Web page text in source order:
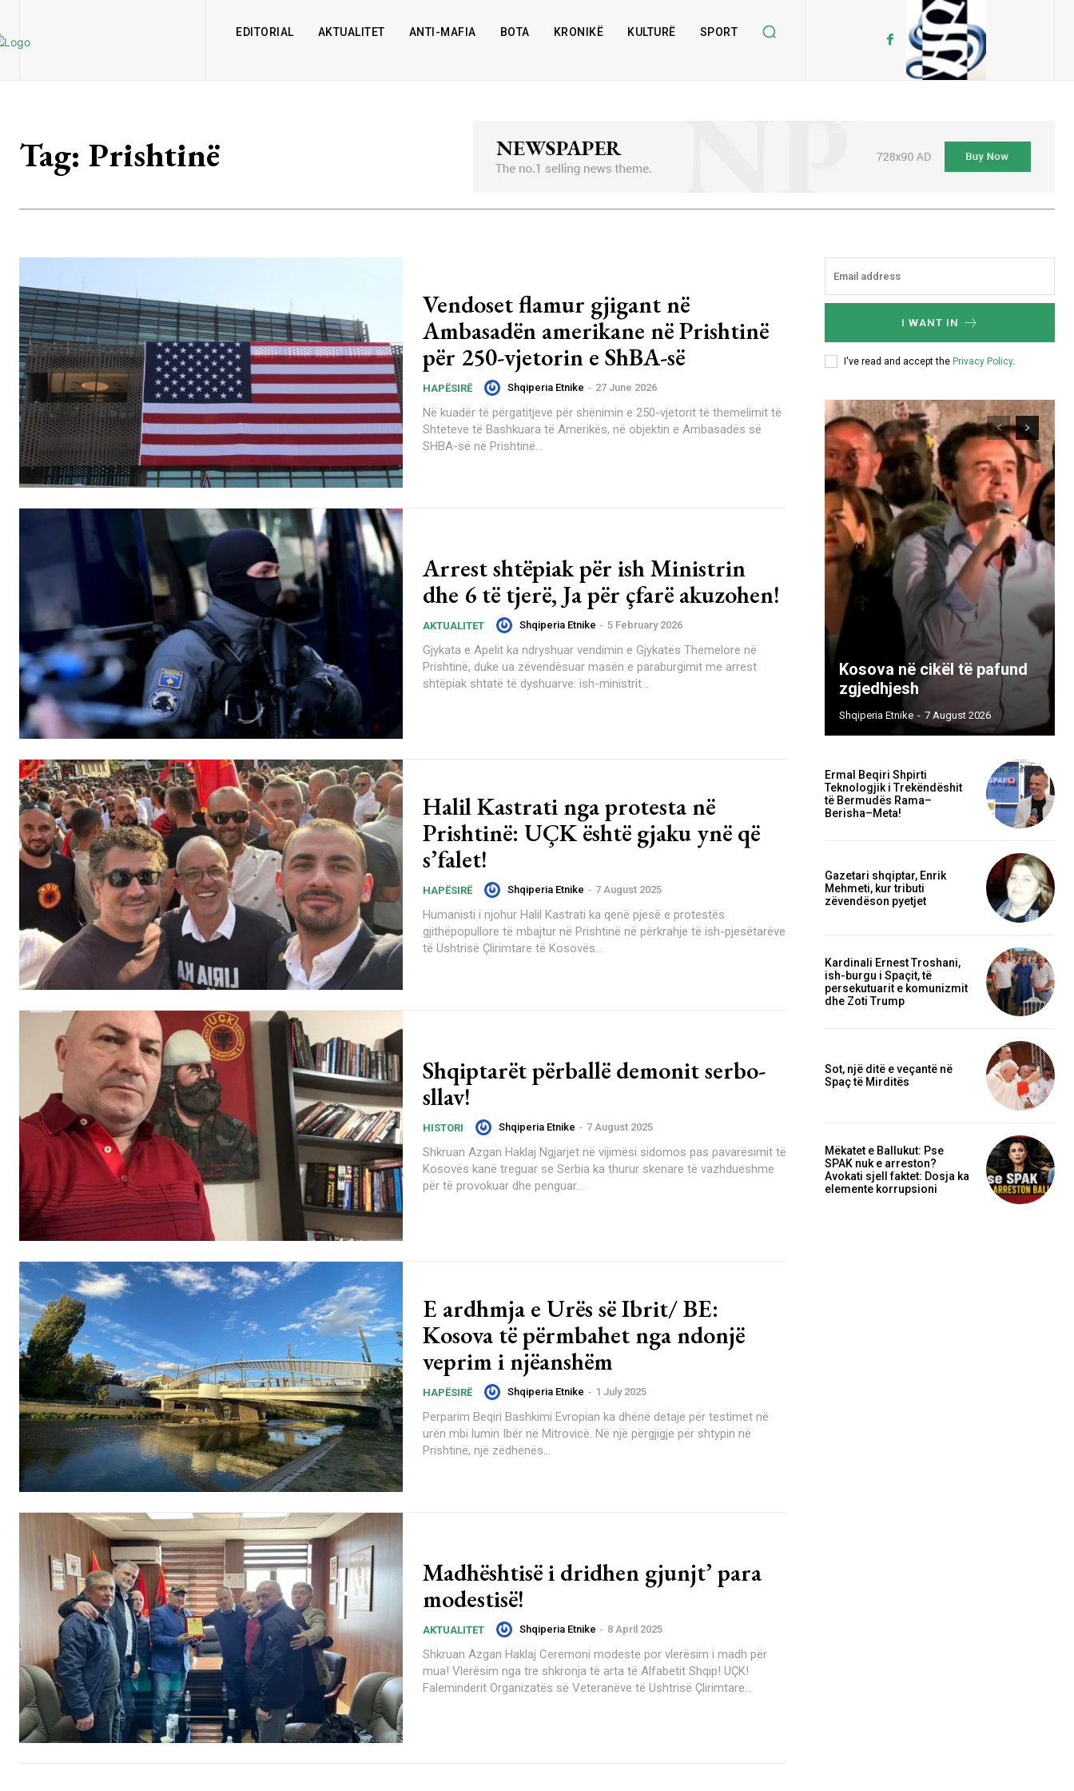
EDITORIAL AKTUALITET ANTI-MAFIA BOTA KRONIKË KULTURË SPORT
Tag: Prishtinë
Vendoset flamur gjigant në
Ambasadën amerikane në Prishtinë
për 250-vjetorin e ShBA-së
HAPËSIRË Shqiperia Etnike - 27 June 2026
Në kuadër të përgatitjeve për shënimin e 250-vjetorit të themelimit të
Shteteve të Bashkuara të Amerikës, në objektin e Ambasadës së
SHBA-së në Prishtinë...
Arrest shtëpiak për ish Ministrin
dhe 6 të tjerë, Ja për çfarë akuzohen!
AKTUALITET Shqiperia Etnike - 5 February 2026
Gjykata e Apelit ka ndryshuar vendimin e Gjykatës Themelore në
Prishtinë, duke ua zëvendësuar masën e paraburgimit me arrest
shtëpiak shtatë të dyshuarve: ish-ministrit...
Halil Kastrati nga protesta në
Prishtinë: UÇK është gjaku ynë që
s’falet!
HAPËSIRË Shqiperia Etnike - 7 August 2025
Humanisti i njohur Halil Kastrati ka qenë pjesë e protestës
gjithëpopullore të mbajtur në Prishtinë në përkrahje të ish-pjesëtarëve
të Ushtrisë Çlirimtare të Kosovës...
Shqiptarët përballë demonit serbo-
sllav!
HISTORI Shqiperia Etnike - 7 August 2025
Shkruan Azgan Haklaj Ngjarjet në vijimësi sidomos pas pavarësimit të
Kosovës kanë treguar se Serbia ka thurur skenare të vazhdueshme
për të provokuar dhe penguar...
E ardhmja e Urës së Ibrit/ BE:
Kosova të përmbahet nga ndonjë
veprim i njëanshëm
HAPËSIRË Shqiperia Etnike - 1 July 2025
Perparim Beqiri Bashkimi Evropian ka dhënë detaje për testimet në
urën mbi lumin Ibër në Mitrovicë. Në një përgjigje për shtypin në
Prishtinë, një zëdhënës...
Madhështisë i dridhen gjunjt’ para
modestisë!
AKTUALITET Shqiperia Etnike - 8 April 2025
Shkruan Azgan Haklaj Ceremoni modeste por vlerësim i madh për
mua! Vlerësim nga tre shkronja të arta të Alfabetit Shqip! UÇK!
Faleminderit Organizatës së Veteranëve të Ushtrisë Çlirimtare...
I WANT IN
I've read and accept the Privacy Policy.
Kosova në cikël të pafund
zgjedhjesh
Shqiperia Etnike - 7 August 2026
Ermal Beqiri Shpirti
Teknologjik i Trekëndëshit
të Bermudës Rama–
Berisha–Meta!
Gazetari shqiptar, Enrik
Mehmeti, kur tributi
zëvendëson pyetjet
Kardinali Ernest Troshani,
ish-burgu i Spaçit, të
persekutuarit e komunizmit
dhe Zoti Trump
Sot, një ditë e veçantë në
Spaç të Mirditës
Mëkatet e Ballukut: Pse
SPAK nuk e arreston?
Avokati sjell faktet: Dosja ka
elemente korrupsioni